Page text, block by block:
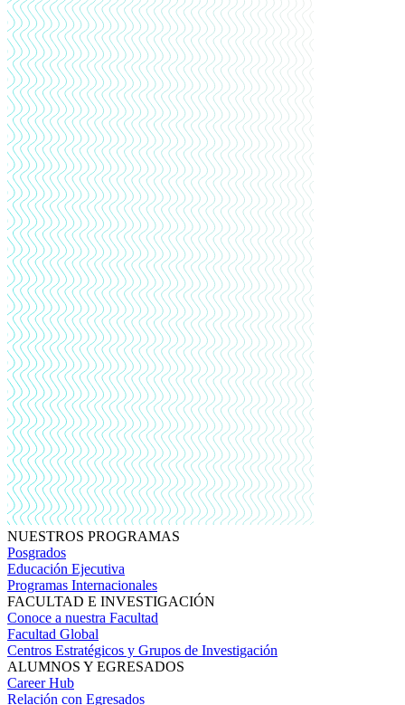
NUESTROS PROGRAMAS
Posgrados
Educación Ejecutiva
Programas Internacionales
FACULTAD E INVESTIGACIÓN
Conoce a nuestra Facultad
Facultad Global
Centros Estratégicos y Grupos de Investigación
ALUMNOS Y EGRESADOS
Career Hub
Relación con Egresados